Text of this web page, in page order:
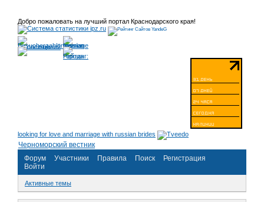
Добро пожаловать на лучший портал Краснодарского края!
looking for love and marriage with russian brides
Черноморский вестник
Форум
Участники Правила Поиск
Регистрация
Войти
Активные темы